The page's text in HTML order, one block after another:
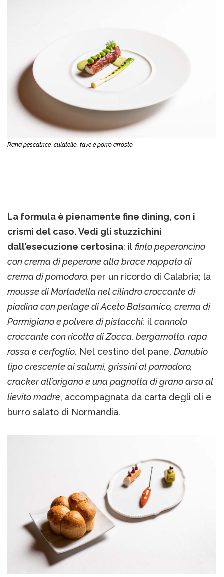
Rana pescatrice, culatello, fave e porro arrosto
La formula è pienamente fine dining, con i
crismi del caso. Vedi gli stuzzichini
dall’esecuzione certosina: il finto peperoncino
con crema di peperone alla brace nappato di
crema di pomodoro, per un ricordo di Calabria; la
mousse di Mortadella nel cilindro croccante di
piadina con perlage di Aceto Balsamico, crema di
Parmigiano e polvere di pistacchi; il cannolo
croccante con ricotta di Zocca, bergamotto, rapa
rossa e cerfoglio. Nel cestino del pane, Danubio
tipo crescente ai salumi, grissini al pomodoro,
cracker all’origano e una pagnotta di grano arso al
lievito madre, accompagnata da carta degli oli e
burro salato di Normandia.